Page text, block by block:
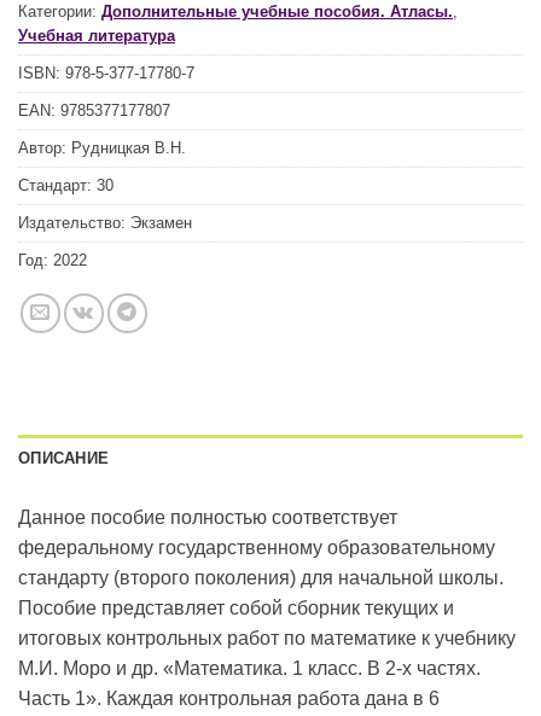
Категории: Дополнительные учебные пособия. Атласы.
Учебная литература
ISBN: 978-5-377-17780-7
EAN: 9785377177807
Автор: Рудницкая В.Н.
Стандарт: 30
Издательство: Экзамен
Год: 2022
ОПИСАНИЕ
Данное пособие полностью соответствует
федеральному государственному образовательному
стандарту (второго поколения) для начальной школы.
Пособие представляет собой сборник текущих и
итоговых контрольных работ по математике к учебнику
М.И. Моро и др. «Математика. 1 класс. В 2-х частях.
Часть 1». Каждая контрольная работа дана в 6